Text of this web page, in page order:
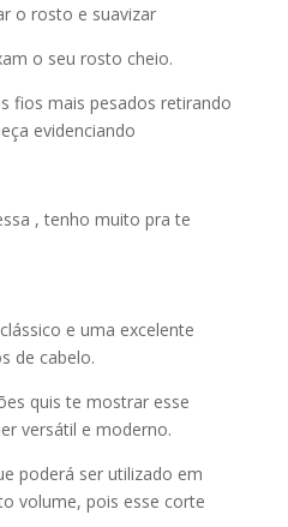
o rosto e suavizar
o seu rosto cheio.
fios mais pesados retirando
evidenciando
, tenho muito pra te
e uma excelente
de cabelo.
quis te mostrar esse
versátil e moderno.
poderá ser utilizado em
volume, pois esse corte